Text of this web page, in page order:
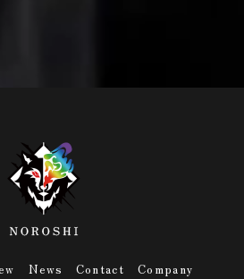
News Contact Company